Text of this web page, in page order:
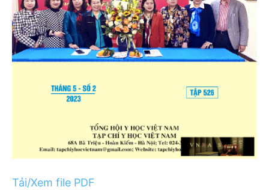
Tải/Xem file PDF